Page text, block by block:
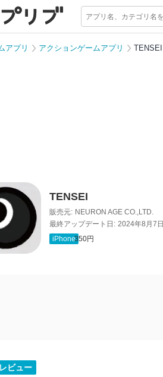
アプリ アクションゲームアプリ TENSEI
TENSEI
販売元: NEURON AGE CO.,LTD.
最終アップデート日: 2024年8月7日
iPhone350円
ビュー